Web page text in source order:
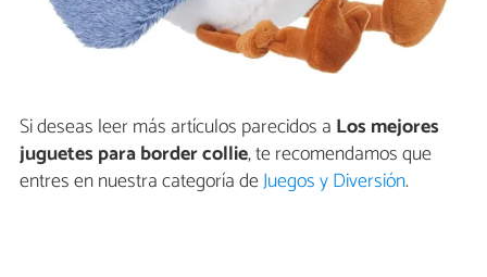
Si deseas leer más artículos parecidos a Los mejores
juguetes para border collie, te recomendamos que
entres en nuestra categoría deJuegos y Diversión.